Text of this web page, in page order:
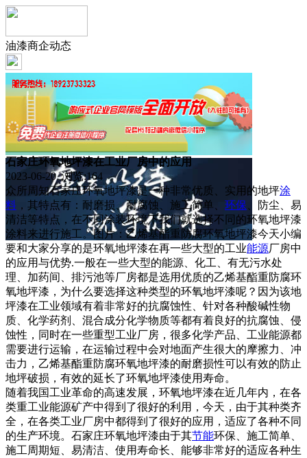
油漆商企动态
石家庄环氧地坪漆在工业厂房中的应用
2023-06-20 浏览:164
众所周知石家庄环氧地坪漆是一种非常优质、实用的地坪涂
料 ，其特点有：耐磨损、耐腐蚀、施工简单、 环保 、防尘、易
清洁等特点，在不同涂装环境下我们就选择不同的环氧地坪漆
涂料来进行施工。图片：乙烯基酯重防腐环氧地坪漆今天小编
要和大家分享的是环氧地坪漆在再一些大型的工业能源厂房中
的应用与优势.一般在一些大型的能源、化工、有无污水处
理、加药间、排污池等厂房都是选用优质的乙烯基酯重防腐环
氧地坪漆，为什么要选择这种类型的环氧地坪漆呢？因为该地
坪漆在工业领域有着非常好的抗腐蚀性、针对各种酸碱性物
质、化学药剂、混合成分化学物质等都有着良好的抗腐蚀、侵
蚀性，同时在一些重型工业厂房，很多化学产品、工业能源都
需要进行运输，在运输过程中会对地面产生很大的摩擦力、冲
击力，乙烯基酯重防腐环氧地坪漆的耐磨损性可以有效的防止
地坪破损，有效的延长了环氧地坪漆使用寿命。
随着我国工业革命的高速发展，环氧地坪漆在近几年内，在各
类重工业能源矿产中得到了很好的利用，今天，由于其种类齐
全，在各类工业厂房中都得到了很好的应用，适应了各种不同
的生产环境。石家庄环氧地坪漆由于其节能环保、施工简单、
施工周期短、易清洁、使用寿命长、能够非常好的适应各种生